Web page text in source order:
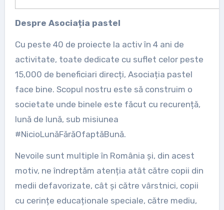
Despre Asociația pastel
Cu peste 40 de proiecte la activ în 4 ani de
activitate, toate dedicate cu suflet celor peste
15,000 de beneficiari direcți, Asociația pastel
face bine. Scopul nostru este să construim o
societate unde binele este făcut cu recurență,
lună de lună, sub misiunea
#NicioLunăFărăOfaptăBună.
Nevoile sunt multiple în România și, din acest
motiv, ne îndreptăm atenția atât către copii din
medii defavorizate, cât și către vârstnici, copii
cu cerințe educaționale speciale, către mediu,